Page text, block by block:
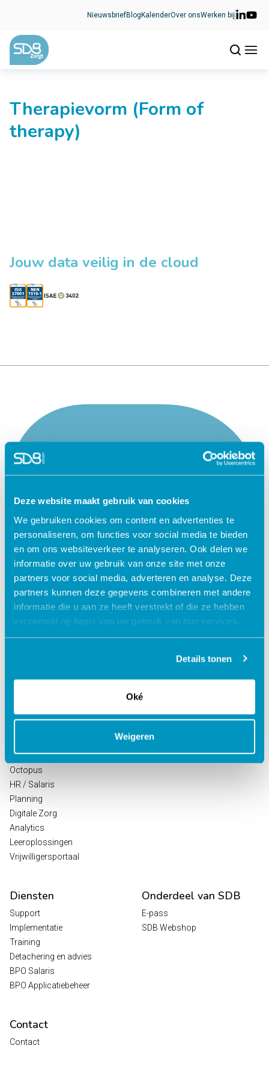
Deze website maakt gebruik van cookies
We gebruiken cookies om content en advertenties te
personaliseren, om functies voor social media te bieden
en om ons websiteverkeer te analyseren. Ook delen we
informatie over uw gebruik van onze site met onze
partners voor social media, adverteren en analyse. Deze
partners kunnen deze gegevens combineren met andere
informatie die u aan ze heeft verstrekt of die ze hebben
verzameld op basis van uw gebruik van hun services.
Details tonen
Oké
Weigeren
NieuwsbriefBlog KalenderOver onsWerken bij
Therapievorm (Form of
therapy)
Jouw data veilig in de cloud
Oplossingen voor de
zorg
gezondheidszorg
EPD Revalidatie
Octopus
HR / Salaris
Planning
Digitale Zorg
Analytics
Leeroplossingen
Vrijwilligersportaal
Oplossingen voor de
kinderopvang
Kind Informatie Systeem
HR / Salaris
Octopus
Diensten
Support
Implementatie
Training
Detachering en advies
BPO Salaris
BPO Applicatiebeheer
Onderdeel van SDB
E-pass
SDB Webshop
Contact
Contact